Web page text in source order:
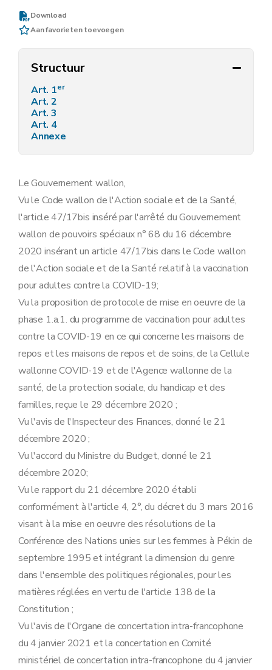
Download
Aan favorieten toevoegen
Structuur
Art. 1er
Art. 2
Art. 3
Art. 4
Annexe
Le Gouvernement wallon,
Vu le Code wallon de l'Action sociale et de la Santé,
l'article 47/17bis inséré par l'arrêté du Gouvernement
wallon de pouvoirs spéciaux n° 68 du 16 décembre
2020 insérant un article 47/17bis dans le Code wallon
de l'Action sociale et de la Santé relatif à la vaccination
pour adultes contre la COVID-19;
Vu la proposition de protocole de mise en oeuvre de la
phase 1.a.1. du programme de vaccination pour adultes
contre la COVID-19 en ce qui concerne les maisons de
repos et les maisons de repos et de soins, de la Cellule
wallonne COVID-19 et de l'Agence wallonne de la
santé, de la protection sociale, du handicap et des
familles, reçue le 29 décembre 2020 ;
Vu l'avis de l'Inspecteur des Finances, donné le 21
décembre 2020 ;
Vu l'accord du Ministre du Budget, donné le 21
décembre 2020;
Vu le rapport du 21 décembre 2020 établi
conformément à l'article 4, 2°, du décret du 3 mars 2016
visant à la mise en oeuvre des résolutions de la
Conférence des Nations unies sur les femmes à Pékin de
septembre 1995 et intégrant la dimension du genre
dans l'ensemble des politiques régionales, pour les
matières réglées en vertu de l'article 138 de la
Constitution ;
Vu l'avis de l'Organe de concertation intra-francophone
du 4 janvier 2021 et la concertation en Comité
ministériel de concertation intra-francophone du 4 janvier